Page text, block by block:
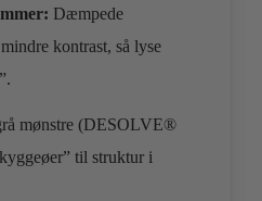
Dæmpede
kontrast, så lyse
mønstre (DESOLVE®
til struktur i